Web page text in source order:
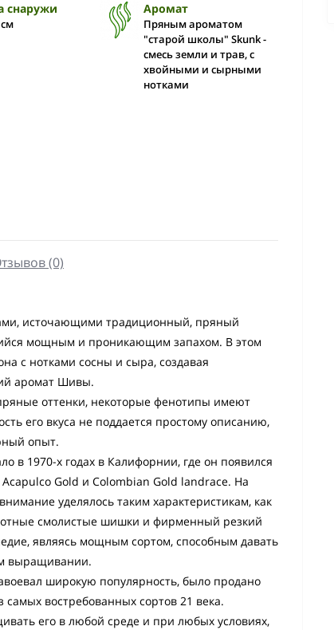
снаружи Аромат
Пряным ароматом
"старой школы" Skunk -
смесь земли и трав, с
хвойными и сырными
нотками
(0)
источающими традиционный, пряный
мощным и проникающим запахом. В этом
с нотками сосны и сыра, создавая
аромат Шивы.
оттенки, некоторые фенотипы имеют
его вкуса не поддается простому описанию,
опыт.
в 1970-х годах в Калифорнии, где он появился
Gold и Colombian Gold landrace. На
уделялось таким характеристикам, как
смолистые шишки и фирменный резкий
являясь мощным сортом, способным давать
выращивании.
широкую популярность, было продано
востребованных сортов 21 века.
его в любой среде и при любых условиях,